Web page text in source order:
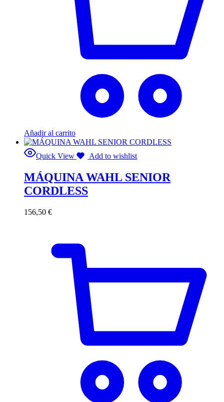
Añadir al carrito
Quick View Add to wishlist
MÁQUINA WAHL SENIOR
CORDLESS
156,50 €